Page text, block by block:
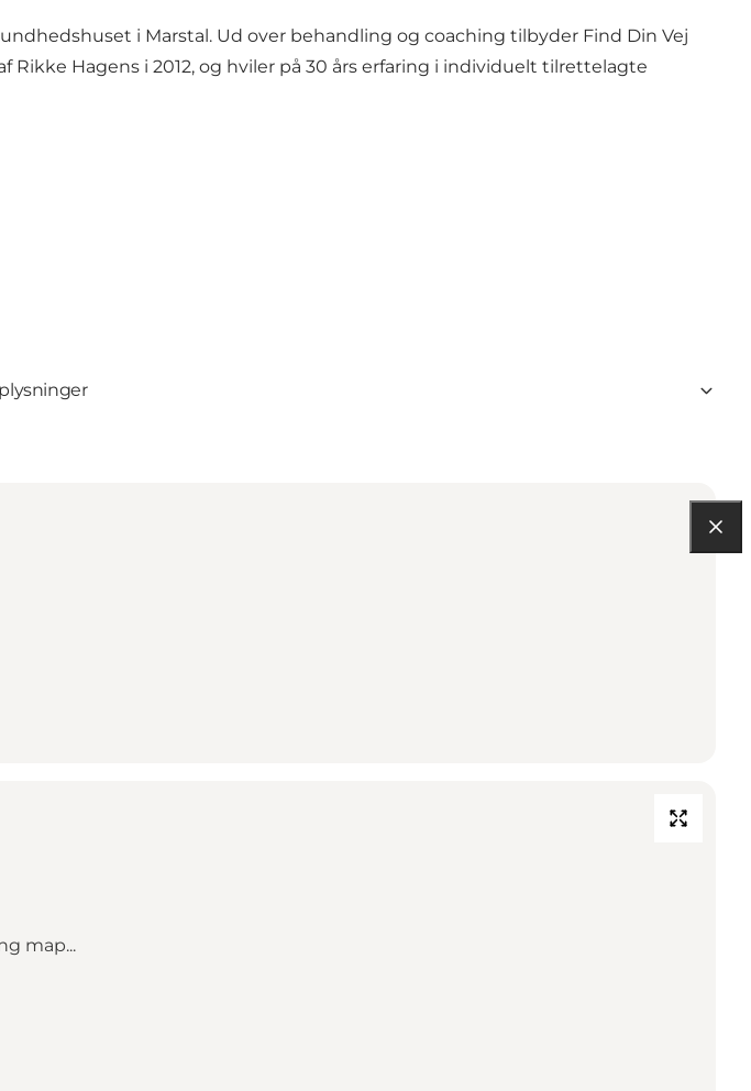
i Marstal. Ud over behandling og coaching tilbyder Find Din Vej
Hagens i 2012, og hviler på 30 års erfaring i individuelt tilrettelagte
map...